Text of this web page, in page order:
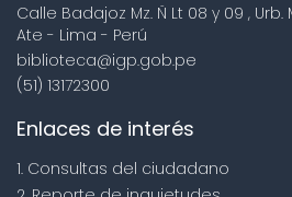
Calle Badajoz Mz. Ñ Lt 08 y 09 ,
Ate - Lima - Perú
biblioteca@igp.gob.pe
(51) 13172300
Enlaces de interés
1. Consultas del ciudadano